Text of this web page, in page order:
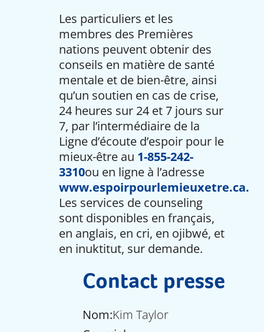
Les particuliers et les
membres des Premières
nations peuvent obtenir des
conseils en matière de santé
mentale et de bien-être, ainsi
qu’un soutien en cas de crise,
24 heures sur 24 et 7 jours sur
7, par l’intermédiaire de la
Ligne d’écoute d’espoir pour le
mieux-être au 1-855-242-
3310ou en ligne à l’adresse
www.espoirpourlemieuxetre.ca.
Les services de counseling
sont disponibles en français,
en anglais, en cri, en ojibwé, et
en inuktitut, sur demande.
Contact presse
Nom:Kim Taylor